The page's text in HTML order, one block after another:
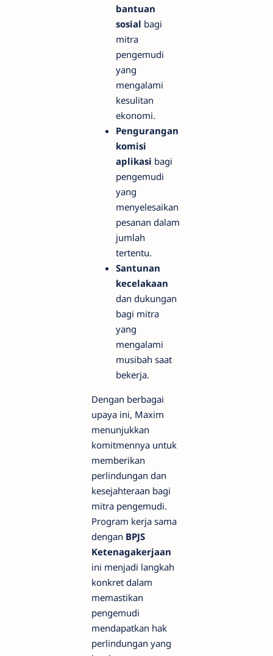
bantuan
sosial bagi
mitra
pengemudi
yang
mengalami
kesulitan
ekonomi.
Pengurangan
komisi
aplikasi bagi
pengemudi
yang
menyelesaikan
pesanan dalam
jumlah
tertentu.
Santunan
kecelakaan
dan dukungan
bagi mitra
yang
mengalami
musibah saat
bekerja.
Dengan berbagai
upaya ini, Maxim
menunjukkan
komitmennya untuk
memberikan
perlindungan dan
kesejahteraan bagi
mitra pengemudi.
Program kerja sama
dengan BPJS
Ketenagakerjaan
ini menjadi langkah
konkret dalam
memastikan
pengemudi
mendapatkan hak
perlindungan yang